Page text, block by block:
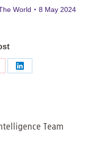
World 8 May 2024
Share
Team